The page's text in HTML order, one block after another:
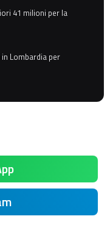
41 milioni per la
Lombardia per